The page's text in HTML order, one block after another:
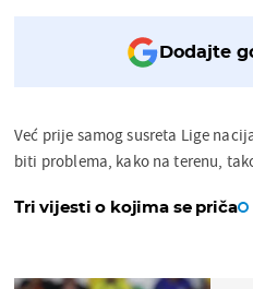
Dodajte
Već prije samog susreta Lige
biti problema, kako na terenu,
Tri vijesti o kojima se priča